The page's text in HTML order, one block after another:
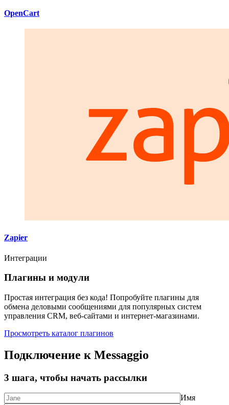
OpenCart
Zapier
Интеграции
Плагины и модули
Простая интеграция без кода! Попробуйте плагины для
обмена деловыми сообщениями для популярных систем
управления CRM, веб-сайтами и интернет-магазинами.
Просмотреть каталог плагинов
Подключение к Messaggio
3 шага, чтобы начать рассылки
Имя